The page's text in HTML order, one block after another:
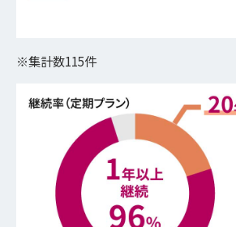
※集計数115件